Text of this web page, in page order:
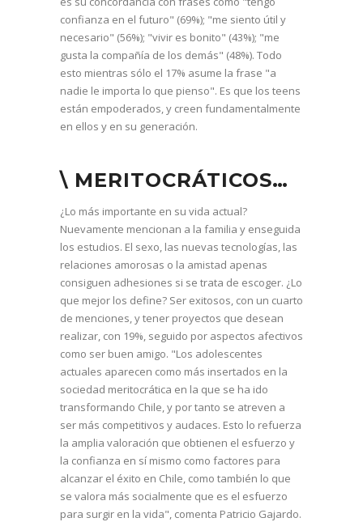
confianza en el futuro" (69%); "me siento útil y
necesario" (56%); "vivir es bonito" (43%); "me
gusta la compañía de los demás" (48%). Todo
esto mientras sólo el 17% asume la frase "a
nadie le importa lo que pienso". Es que los teens
están empoderados, y creen fundamentalmente
en ellos y en su generación.
\ MERITOCRÁTICOS…
¿Lo más importante en su vida actual?
Nuevamente mencionan a la familia y enseguida
los estudios. El sexo, las nuevas tecnologías, las
relaciones amorosas o la amistad apenas
consiguen adhesiones si se trata de escoger. ¿Lo
que mejor los define? Ser exitosos, con un cuarto
de menciones, y tener proyectos que desean
realizar, con 19%, seguido por aspectos afectivos
como ser buen amigo. "Los adolescentes
actuales aparecen como más insertados en la
sociedad meritocrática en la que se ha ido
transformando Chile, y por tanto se atreven a
ser más competitivos y audaces. Esto lo refuerza
la amplia valoración que obtienen el esfuerzo y
la confianza en sí mismo como factores para
alcanzar el éxito en Chile, como también lo que
se valora más socialmente que es el esfuerzo
para surgir en la vida", comenta Patricio Gajardo.